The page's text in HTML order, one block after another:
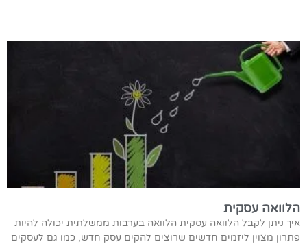
הלוואה עסקית
איך ניתן לקבל הלוואה עסקית הלוואה בערבות ממשלתית יכולה להיות
פתרון מצוין ליזמים חדשים שרוצים להקים עסק חדש, כמו גם לעסקים